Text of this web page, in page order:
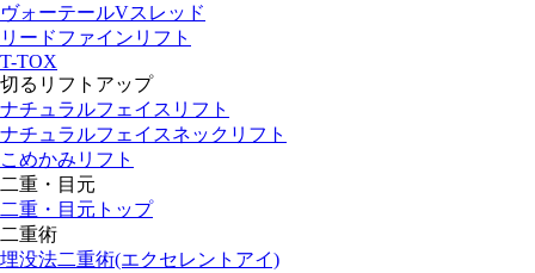
ヴォーテールVスレッド
リードファインリフト
T-TOX
切るリフトアップ
ナチュラルフェイスリフト
ナチュラルフェイスネックリフト
こめかみリフト
二重・目元
二重・目元トップ
二重術
埋没法二重術(エクセレントアイ)